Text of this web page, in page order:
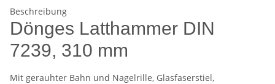
Beschreibung
Dönges Latthammer DIN
7239, 310 mm
Mit gerauhter Bahn und Nagelrille, Glasfaserstiel,